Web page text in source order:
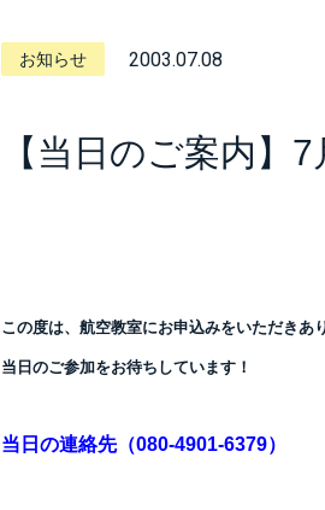
お知らせ 2003.07.08
【当日のご案内】
この度は、航空教室にお申込みをいただきあ
当日のご参加をお待ちしています！
当日の連絡先（080-4901-6379）